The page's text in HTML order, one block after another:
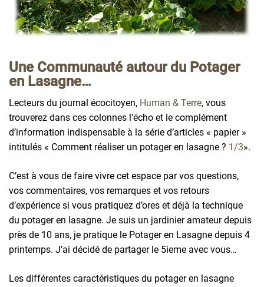
Une Communauté autour du Potager
en Lasagne…
Lecteurs du journal écocitoyen, Human & Terre, vous
trouverez dans ces colonnes l’écho et le complément
d’information indispensable à la série d’articles « papier »
intitulés « Comment réaliser un potager en lasagne ? 1/3».
C’est à vous de faire vivre cet espace par vos questions,
vos commentaires, vos remarques et vos retours
d’expérience si vous pratiquez d’ores et déjà la technique
du potager en lasagne. Je suis un jardinier amateur depuis
près de 10 ans, je pratique le Potager en Lasagne depuis 4
printemps. J’ai décidé de partager le 5ieme avec vous…
Les différentes caractéristiques du potager en lasagne